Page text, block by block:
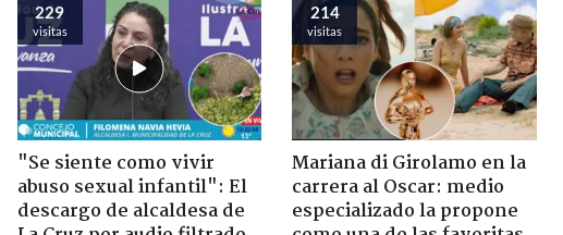
229
visitas
"Se siente como vivir
abuso sexual infantil": El
descargo de alcaldesa de
214
visitas
Mariana di Girolamo en la
carrera al Oscar: medio
especializado la propone